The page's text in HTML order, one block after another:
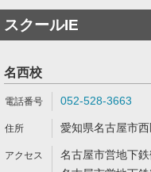
スクールIE
名西校
052-528-3663
愛知県名古屋市
名古屋市営地下